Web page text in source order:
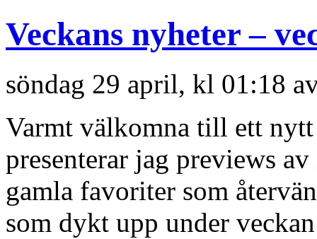
Veckans nyheter –
söndag 29 april, kl 01:18
Varmt välkomna till ett
presenterar jag previews
gamla favoriter som
som dykt upp under